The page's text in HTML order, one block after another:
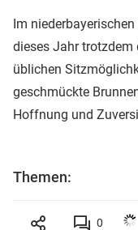
Im
dieses Jahr trotzdem
üblichen
geschmückte
Hoffnung und
Themen:
0